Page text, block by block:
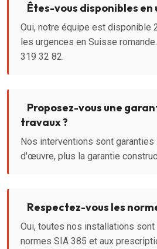
Êtes-vous disponibles en
Oui, notre équipe est disponible
les urgences en Suisse
319 32 82.
Proposez-vous une
travaux ?
Nos interventions sont garanties
d'œuvre, plus la garantie
Respectez-vous les
Oui, toutes nos installations
normes SIA 385 et aux